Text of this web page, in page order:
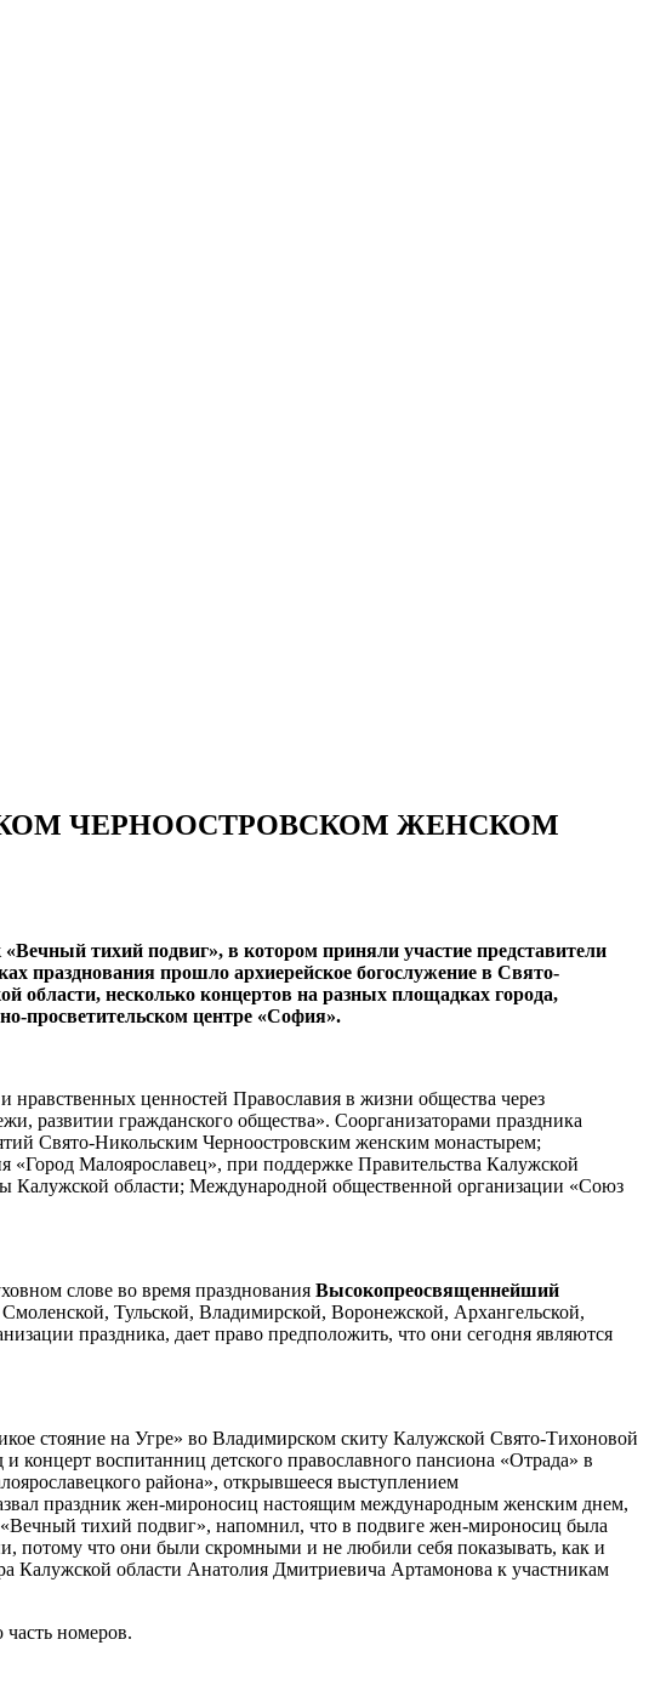
ЧЕРНООСТРОВСКОМ ЖЕНСКОМ
тихий подвиг», в котором приняли участие представители
празднования прошло архиерейское богослужение в Свято-
несколько концертов на разных площадках города,
просветительском центре «София».
нравственных ценностей Православия в жизни общества через
развитии гражданского общества». Соорганизаторами праздника
Свято-Никольским Черноостровским женским монастырем;
Малоярославец», при поддержке Правительства Калужской
Калужской области; Международной общественной организации «Союз
слове во время празднования Высокопреосвященнейший
Тульской, Владимирской, Воронежской, Архангельской,
праздника, дает право предположить, что они сегодня являются
стояние на Угре» во Владимирском скиту Калужской Свято-Тихоновой
воспитанниц детского православного пансиона «Отрада» в
района», открывшееся выступлением
праздник жен-мироносиц настоящим международным женским днем,
тихий подвиг», напомнил, что в подвиге жен-мироносиц была
потому что они были скромными и не любили себя показывать, как и
Калужской области Анатолия Дмитриевича Артамонова к участникам
номеров.